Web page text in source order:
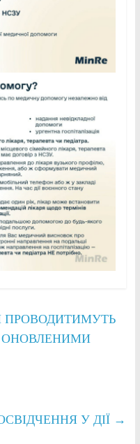
ПРОВОДИТИМУТЬ
У ДІЇ →